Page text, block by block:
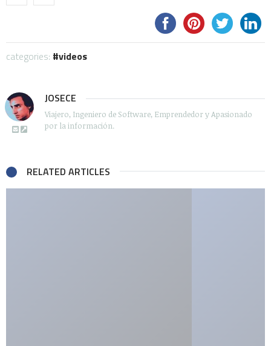
categories: videos
JOSECE
Viajero, Ingeniero de Software, Emprendedor y Apasionado
por la información.
RELATED ARTICLES